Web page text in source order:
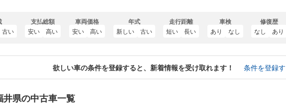
古い
支払総額
安い 高い
車両価格
安い 高い
年式
新しい 古い
走行距離
短い 長い
車検
あり なし
修復歴
なし あり
欲しい車の条件を登録すると、新着情報を受け取れます！ 条件を登録
井県の中古車一覧